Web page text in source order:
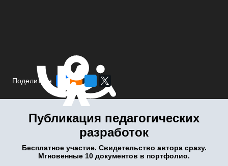
Поделиться
Публикация педагогических
разработок
Бесплатное участие. Свидетельство автора сразу.
Мгновенные 10 документов в портфолио.